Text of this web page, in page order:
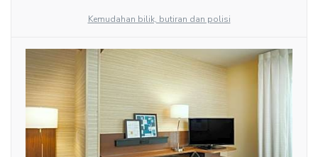
Kemudahan bilik, butiran dan polisi